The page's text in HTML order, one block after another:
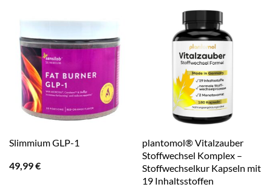
Slimmium GLP-1
49,99€
plantomol® Vitalzauber
Stoffwechsel Komplex –
Stoffwechselkur Kapseln mit
19 Inhaltsstoffen